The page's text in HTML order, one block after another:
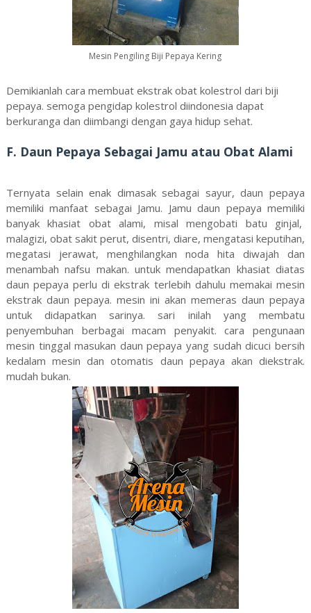
Mesin Pengiling Biji Pepaya Kering
Demikianlah cara membuat ekstrak obat kolestrol dari biji
pepaya. semoga pengidap kolestrol diindonesia dapat
berkuranga dan diimbangi dengan gaya hidup sehat.
F. Daun Pepaya Sebagai Jamu atau Obat Alami
Ternyata selain enak dimasak sebagai sayur, daun pepaya
memiliki manfaat sebagai Jamu. Jamu daun pepaya memiliki
banyak khasiat obat alami, misal mengobati batu ginjal,
malagizi, obat sakit perut, disentri, diare, mengatasi keputihan,
megatasi jerawat, menghilangkan noda hita diwajah dan
menambah nafsu makan. untuk mendapatkan khasiat diatas
daun pepaya perlu di ekstrak terlebih dahulu memakai mesin
ekstrak daun pepaya. mesin ini akan memeras daun pepaya
untuk didapatkan sarinya. sari inilah yang membatu
penyembuhan berbagai macam penyakit. cara pengunaan
mesin tinggal masukan daun pepaya yang sudah dicuci bersih
kedalam mesin dan otomatis daun pepaya akan diekstrak.
mudah bukan.